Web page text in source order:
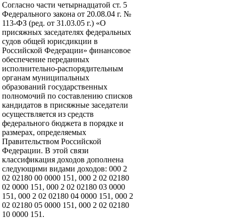
Согласно части четырнадцатой ст. 5
Федерального закона от 20.08.04 г. №
113-ФЗ (ред. от 31.03.05 г.) «О
присяжных заседателях федеральных
судов общей юрисдикции в
Российской Федерации» финансовое
обеспечение переданных
исполнительно-распорядительным
органам муниципальных
образований государственных
полномочий по составлению списков
кандидатов в присяжные заседатели
осуществляется из средств
федерального бюджета в порядке и
размерах, определяемых
Правительством Российской
Федерации. В этой связи
классификация доходов дополнена
следующими видами доходов: 000 2
02 02180 00 0000 151, 000 2 02 02180
02 0000 151, 000 2 02 02180 03 0000
151, 000 2 02 02180 04 0000 151, 000 2
02 02180 05 0000 151, 000 2 02 02180
10 0000 151.